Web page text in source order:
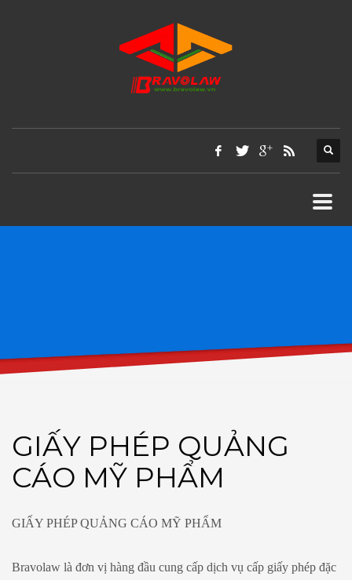
GIẤY PHÉP QUẢNG
CÁO MỸ PHẨM
GIẤY PHÉP QUẢNG CÁO MỸ PHẨM
Bravolaw là đơn vị hàng đầu cung cấp dịch vụ cấp giấy phép đặc